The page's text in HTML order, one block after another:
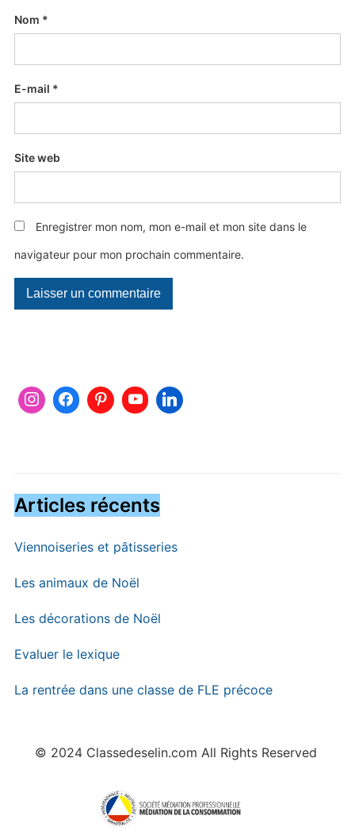
Nom *
E-mail *
Site web
Enregistrer mon nom, mon e-mail et mon site dans le
navigateur pour mon prochain commentaire.
Articles récents
Viennoiseries et pâtisseries
Les animaux de Noël
Les décorations de Noël
Evaluer le lexique
La rentrée dans une classe de FLE précoce
© 2024 Classedeselin.com All Rights Reserved